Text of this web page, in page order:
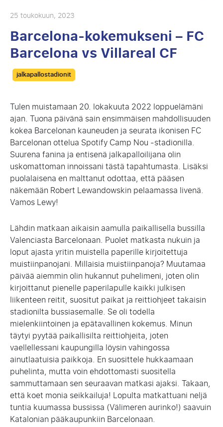
25 toukokuun, 2023
Barcelona-kokemukseni – FC
Barcelona vs Villareal CF
Categories
jalkapallostadionit
Tulen muistamaan 20. lokakuuta 2022 loppuelämäni
ajan. Tuona päivänä sain ensimmäisen mahdollisuuden
kokea Barcelonan kauneuden ja seurata ikonisen FC
Barcelonan ottelua Spotify Camp Nou -stadionilla.
Suurena fanina ja entisenä jalkapalloilijana olin
uskomattoman innoissani tästä tapahtumasta. Lisäksi
puolalaisena en malttanut odottaa, että pääsen
näkemään Robert Lewandowskin pelaamassa livenä.
Vamos Lewy!
Lähdin matkaan aikaisin aamulla paikallisella bussilla
Valenciasta Barcelonaan. Puolet matkasta nukuin ja
loput ajasta yritin muistella paperille kirjoitettuja
muistiinpanojani. Millaisia muistiinpanoja? Muutamaa
päivää aiemmin olin hukannut puhelimeni, joten olin
kirjoittanut pienelle paperilapulle kaikki julkisen
liikenteen reitit, suositut paikat ja reittiohjeet takaisin
stadionilta bussiasemalle. Se oli todella
mielenkiintoinen ja epätavallinen kokemus. Minun
täytyi pyytää paikallisilta reittiohjeita, joten
vaellellessani kaupungilla löysin vahingossa
ainutlaatuisia paikkoja. En suosittele hukkaamaan
puhelinta, mutta voin ehdottomasti suositella
sammuttamaan sen seuraavan matkasi ajaksi. Takaan,
että koet monia seikkailuja! Lopulta matkattuani neljä
tuntia kuumassa bussissa (Välimeren aurinko!) saavuin
Katalonian pääkaupunkiin Barcelonaan.